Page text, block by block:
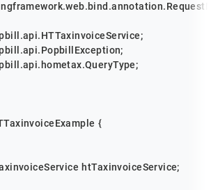
{
htTaxinvoiceService;